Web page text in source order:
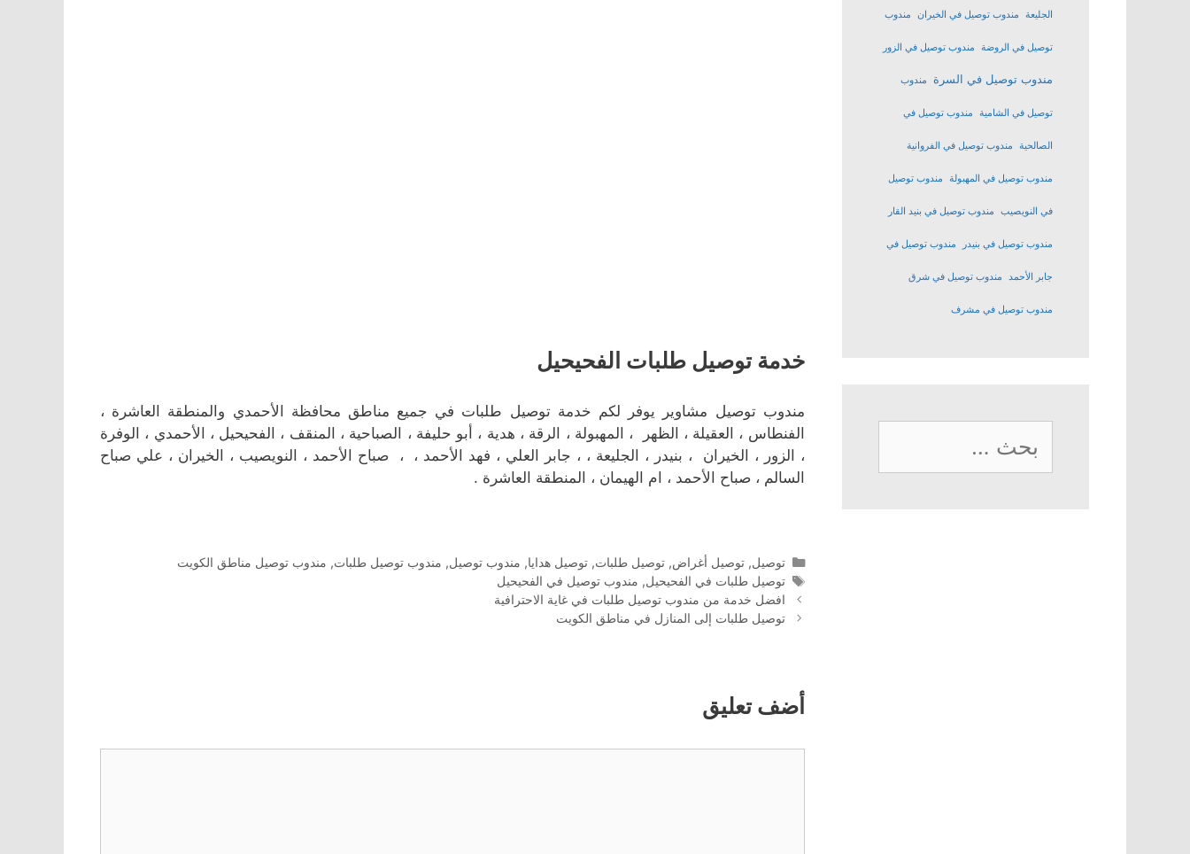
خدمة توصيل طلبات الفحيحيل
مندوب توصيل مشاوير يوفر لكم خدمة توصيل طلبات في جميع مناطق محافظة الأحمدي والمنطقة العاشرة ،
الفنطاس ، العقيلة ، الظهر ، المهبولة ، الرقة ، هدية ، أبو حليفة ، الصباحية ، المنقف ، الفحيحيل ، الأحمدي ، الوفرة
، الزور ، الخيران ، بنيدر ، الجليعة ، ، جابر العلي ، فهد الأحمد ، ، صباح الأحمد ، النويصيب ، الخيران ، علي صباح
السالم ، صباح الأحمد ، ام الهيمان ، المنطقة العاشرة .
التصنيفات
توصيل, توصيل أغراض, توصيل طلبات, توصيل هدايا, مندوب توصيل, مندوب توصيل طلبات, مندوب توصيل مناطق الكويت
الوسوم
توصيل طلبات في الفحيحيل, مندوب توصيل في الفحيحيل
افضل خدمة من مندوب توصيل طلبات في غاية الاحترافية
توصيل طلبات إلى المنازل في مناطق الكويت
أضف تعليق
الجليعة مندوب توصيل في الخيران مندوب
توصيل في الروضة مندوب توصيل في الزور
مندوب توصيل في السرة مندوب
توصيل في الشامية مندوب توصيل في
الصالحية مندوب توصيل في الفروانية
مندوب توصيل في المهبولة مندوب توصيل
في النويصيب مندوب توصيل في بنيد القار
مندوب توصيل في بنيدر مندوب توصيل في
جابر الأحمد مندوب توصيل في شرق
مندوب توصيل في مشرف
البحث
عن: